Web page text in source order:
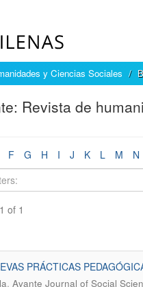
y Ciencias Sociales
Revista de
F G H I J K L M N
of 1
PRÁCTICAS
. Avante Journal of Social